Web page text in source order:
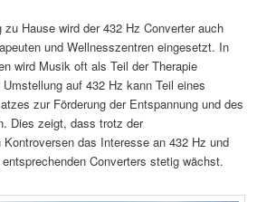
zu Hause wird der 432 Hz Converter auch
und Wellnesszentren eingesetzt. In
wird Musik oft als Teil der Therapie
auf 432 Hz kann Teil eines
zur Förderung der Entspannung und des
Dies zeigt, dass trotz der
das Interesse an 432 Hz und
Converters stetig wächst.